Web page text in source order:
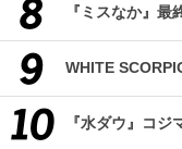
『ミスなか』
WHITE
『水ダウ』コジ